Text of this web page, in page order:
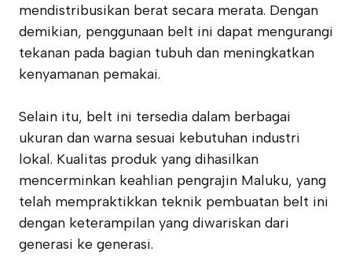
mendistribusikan berat secara merata. Dengan
demikian, penggunaan belt ini dapat mengurangi
tekanan pada bagian tubuh dan meningkatkan
kenyamanan pemakai.
Selain itu, belt ini tersedia dalam berbagai
ukuran dan warna sesuai kebutuhan industri
lokal. Kualitas produk yang dihasilkan
mencerminkan keahlian pengrajin Maluku, yang
telah mempraktikkan teknik pembuatan belt ini
dengan keterampilan yang diwariskan dari
generasi ke generasi.